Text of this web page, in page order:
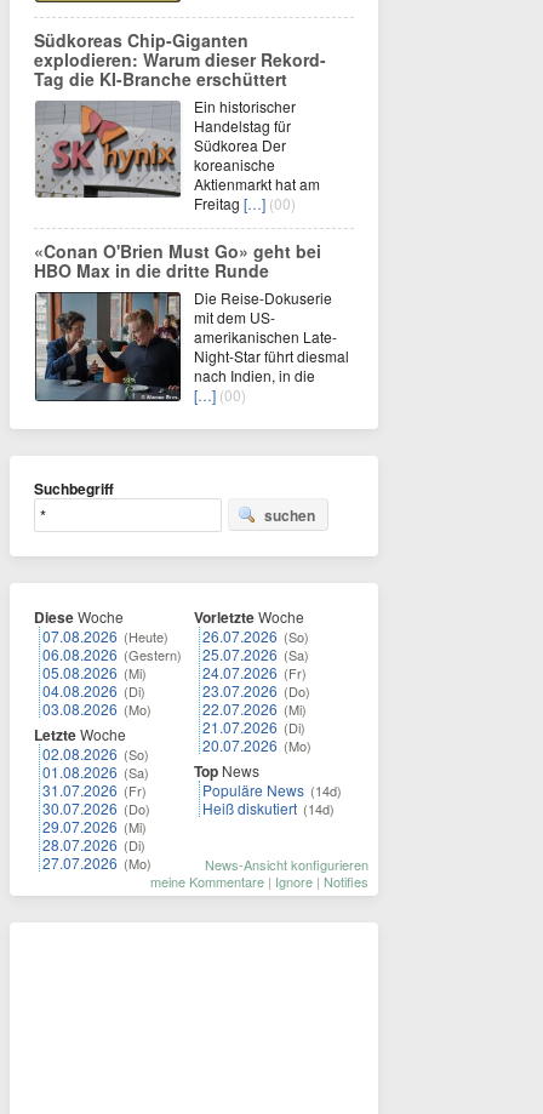
Südkoreas Chip-Giganten
explodieren: Warum dieser Rekord-
Tag die KI-Branche erschüttert
Ein historischer
Handelstag für
Südkorea Der
koreanische
Aktienmarkt hat am
Freitag […] (00)
«Conan O'Brien Must Go» geht bei
HBO Max in die dritte Runde
Die Reise-Dokuserie
mit dem US-
amerikanischen Late-
Night-Star führt diesmal
nach Indien, in die
[…] (00)
Suchbegriff
suchen
DieseWoche
07.08.2026 (Heute)
06.08.2026 (Gestern)
05.08.2026 (Mi)
04.08.2026 (Di)
03.08.2026 (Mo)
LetzteWoche
02.08.2026 (So)
01.08.2026 (Sa)
31.07.2026 (Fr)
30.07.2026 (Do)
29.07.2026 (Mi)
28.07.2026 (Di)
27.07.2026 (Mo)
VorletzteWoche
26.07.2026 (So)
25.07.2026 (Sa)
24.07.2026 (Fr)
23.07.2026 (Do)
22.07.2026 (Mi)
21.07.2026 (Di)
20.07.2026 (Mo)
Top News
Populäre News (14d)
Heiß diskutiert (14d)
News-Ansicht konfigurieren
meine Kommentare | Ignore | Notifies